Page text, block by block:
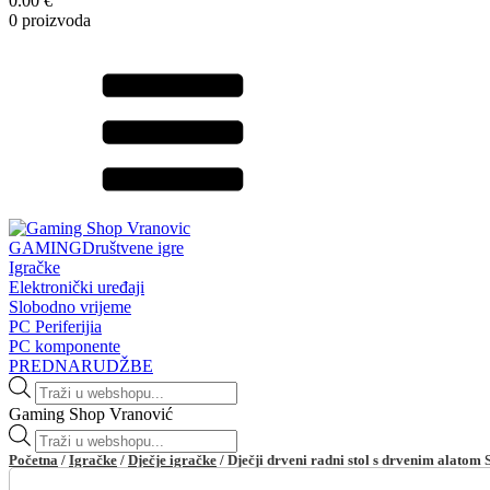
0 proizvoda
GAMINGDruštvene igre
Igračke
Elektronički uređaji
Slobodno vrijeme
PC Periferijia
PC komponente
PREDNARUDŽBE
Products
search
Gaming Shop Vranović
Products
search
Početna / Igračke / Dječje igračke / Dječji drveni radni stol s drvenim alatom